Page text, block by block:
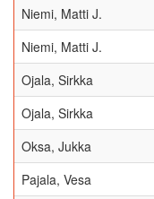
Niemi, Matti J.
Niemi, Matti J.
Ojala, Sirkka
Ojala, Sirkka
Oksa, Jukka
Pajala, Vesa